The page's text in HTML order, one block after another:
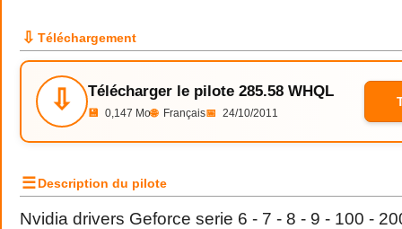
⇩ Téléchargement
⇩ Télécharger le pilote 285.58 WHQL
💾 0,147 Mo🌐 Français📅 24/10/2011
☰Description du pilote
Nvidia drivers Geforce serie 6 - 7 - 8 - 9 - 100 -